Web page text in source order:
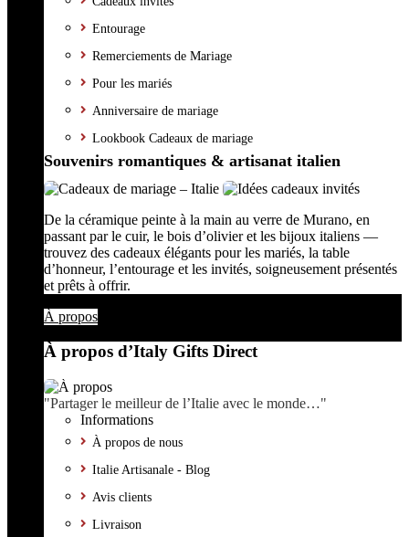
Entourage
Remerciements de Mariage
Pour les mariés
Anniversaire de mariage
Lookbook Cadeaux de mariage
Souvenirs romantiques & artisanat italien
De la céramique peinte à la main au verre de Murano, en
passant par le cuir, le bois d’olivier et les bijoux italiens —
trouvez des cadeaux élégants pour les mariés, la table
d’honneur, l’entourage et les invités, soigneusement présentés
et prêts à offrir.
À propos
À propos d’Italy Gifts Direct
"Partager le meilleur de l’Italie avec le monde…"
Informations
À propos de nous
Italie Artisanale - Blog
Avis clients
Livraison